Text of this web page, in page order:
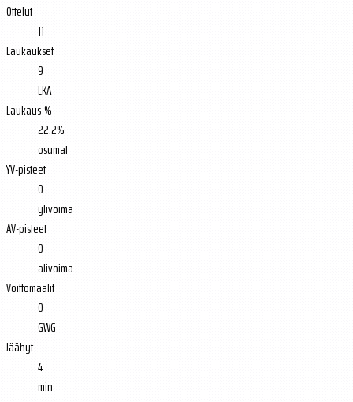
Ottelut
11
Laukaukset
9
LKA
Laukaus-%
22.2%
osumat
YV-pisteet
0
ylivoima
AV-pisteet
0
alivoima
Voittomaalit
0
GWG
Jäähyt
4
min